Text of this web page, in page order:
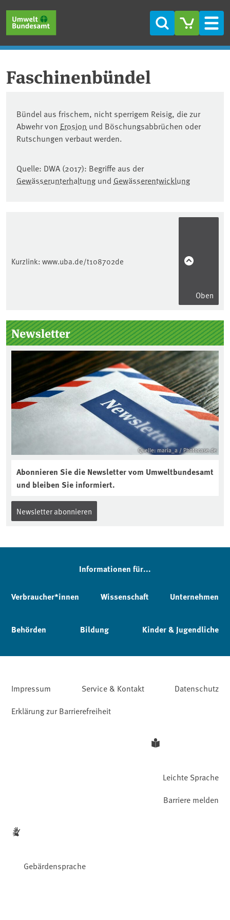
Suche
Faschinenbündel
Bündel aus frischem, nicht sperrigem Reisig, die zur
Abwehr von Erosion und Böschungsabbrüchen oder
Rutschungen verbaut werden.
Quelle: DWA (2017): Begriffe aus der
Gewässerunterhaltung und Gewässerentwicklung
Kurzlink: www.uba.de/t108702de
Oben
Seitenleiste
Newsletter
Quelle: maria_a / Photocase.de
Abonnieren Sie die Newsletter vom Umweltbundesamt
und bleiben Sie informiert.
Newsletter abonnieren
Informationen für...
Verbraucher*innen Wissenschaft Unternehmen
Behörden Bildung Kinder & Jugendliche
Impressum Service & Kontakt
Datenschutz
Erklärung zur Barrierefreiheit
Leichte Sprache
Gebärdensprache
Barriere melden